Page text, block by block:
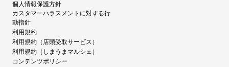
個人情報保護方針
カスタマーハラスメントに対する行
動指針
利用規約
利用規約（店頭受取サービス）
利用規約（しまうまマルシェ）
コンテンツポリシー